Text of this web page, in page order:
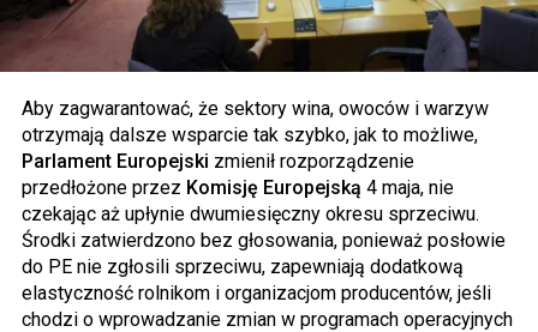
Aby zagwarantować, że sektory wina, owoców i warzyw
otrzymają dalsze wsparcie tak szybko, jak to możliwe,
Parlament Europejski zmienił rozporządzenie
przedłożone przez Komisję Europejską 4 maja, nie
czekając aż upłynie dwumiesięczny okresu sprzeciwu.
Środki zatwierdzono bez głosowania, ponieważ posłowie
do PE nie zgłosili sprzeciwu, zapewniają dodatkową
elastyczność rolnikom i organizacjom producentów, jeśli
chodzi o wprowadzanie zmian w programach operacyjnych